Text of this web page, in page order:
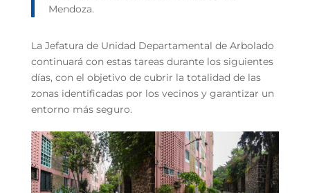
Mendoza.
La Jefatura de Unidad Departamental de Arbolado
continuará con estas tareas durante los siguientes
días, con el objetivo de cubrir la totalidad de las
zonas identificadas por los vecinos y garantizar un
entorno más seguro.